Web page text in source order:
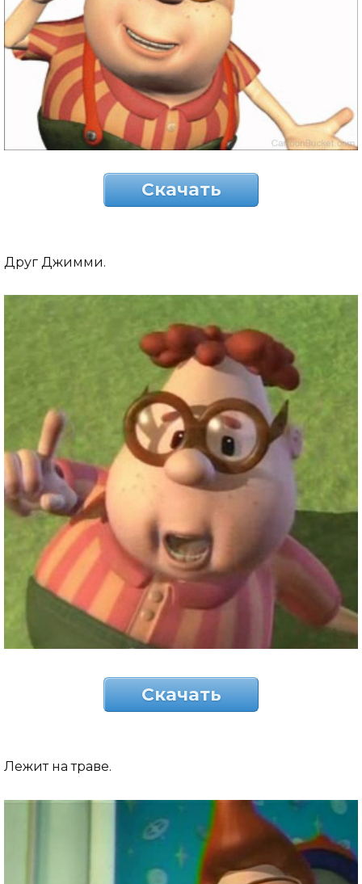
Скачать
Друг Джимми.
Скачать
Лежит на траве.